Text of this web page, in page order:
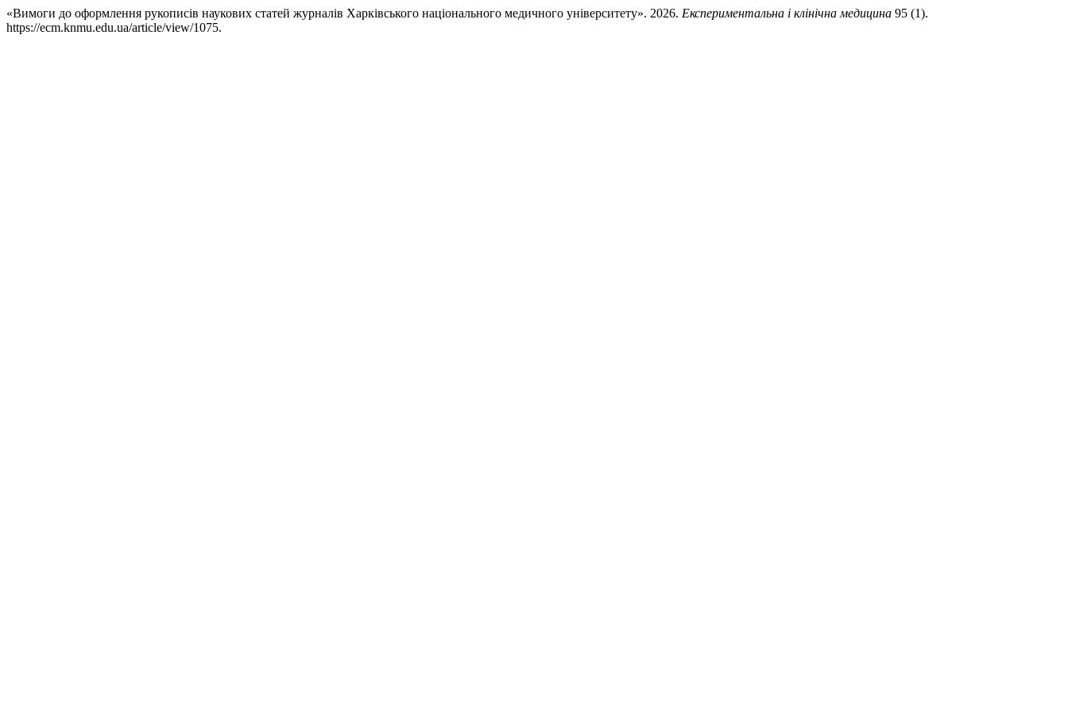
«Вимоги до оформлення рукописів наукових статей журналів Харківського національного медичного університету». 2026. Експериментальна і клінічна медицина 95 (1).
https://ecm.knmu.edu.ua/article/view/1075.